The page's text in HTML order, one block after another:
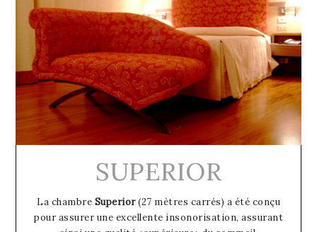
SUPERIOR
La chambre Superior(27 mètres carrés) a été conçu
pour assurer une excellente insonorisation, assurant